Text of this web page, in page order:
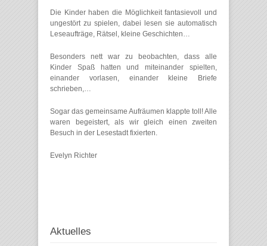
Die Kinder haben die Möglichkeit fantasievoll und
ungestört zu spielen, dabei lesen sie automatisch
Leseaufträge, Rätsel, kleine Geschichten…
Besonders nett war zu beobachten, dass alle
Kinder Spaß hatten und miteinander spielten,
einander vorlasen, einander kleine Briefe
schrieben,…
Sogar das gemeinsame Aufräumen klappte toll! Alle
waren begeistert, als wir gleich einen zweiten
Besuch in der Lesestadt fixierten.
Evelyn Richter
Aktuelles